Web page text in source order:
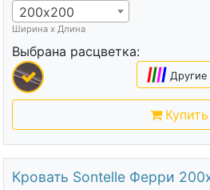
200х200
Ширина х Длина
Выбрана расцветка:
|||| Другие
Купить
Кровать Sontelle Ферри